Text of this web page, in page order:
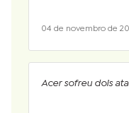
04 de novembro de
Acer sofreu dois